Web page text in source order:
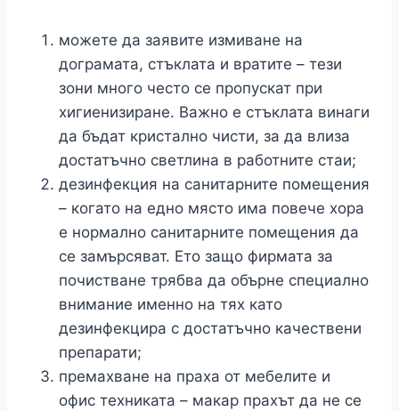
можете да заявите измиване на
дограмата, стъклата и вратите – тези
зони много често се пропускат при
хигиенизиране. Важно е стъклата винаги
да бъдат кристално чисти, за да влиза
достатъчно светлина в работните стаи;
дезинфекция на санитарните помещения
– когато на едно място има повече хора
е нормално санитарните помещения да
се замърсяват. Ето защо фирмата за
почистване трябва да обърне специално
внимание именно на тях като
дезинфекцира с достатъчно качествени
препарати;
премахване на праха от мебелите и
офис техниката – макар прахът да не се